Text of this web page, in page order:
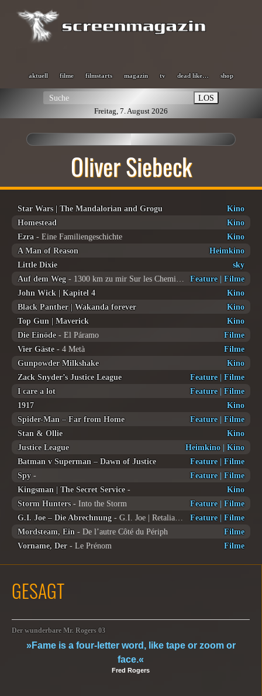
aktuell filme filmstarts magazin tv dead like… shop
LOS
Freitag, 7. August 2026
Oliver Siebeck
Star Wars | The Mandalorian and Grogu
Kino
Homestead
Kino
Ezra - Eine Familiengeschichte
Kino
A Man of Reason
Heimkino
Little Dixie
sky
Auf dem Weg
Feature| Filme
John Wick | Kapitel 4
Kino
Black Panther | Wakanda forever
Kino
Top Gun | Maverick
Kino
Die Einöde- El Páramo
Filme
Vier Gäste- 4 Metà
Filme
Gunpowder Milkshake
Kino
Zack Snyder’s Justice League
Feature| Filme
I care a lot
Feature| Filme
1917
Kino
Spider-Man – Far from Home
Feature| Filme
Stan & Ollie
Kino
Justice League
Heimkino| Kino
Batman v Superman – Dawn of Justice
Feature| Filme
Spy- Feature| Filme
Kingsman | The Secret Service-
Kino
Storm Hunters- Into the Storm Feature| Filme
G.I. Joe – Die Abrechnung
Feature| Filme
Mordsteam, Ein - De l’autre Côté du Périph
Filme
Vorname, Der- Le Prénom Filme
GESAGT
Der wunderbare Mr. Rogers 03
»Fame is a four-letter word, like tape or zoom or
face.«
Fred Rogers